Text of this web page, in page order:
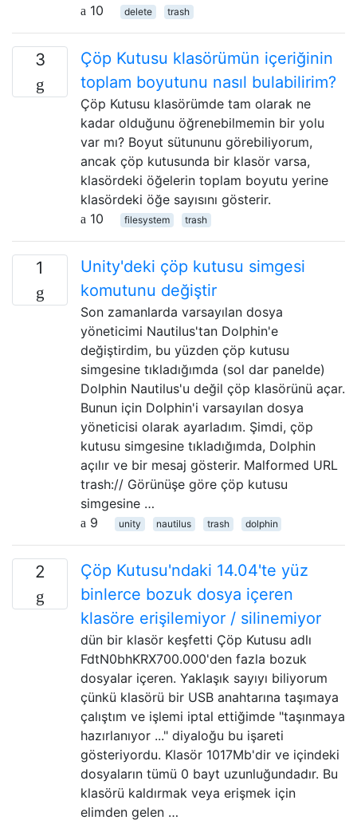
10
delete trash
3
Çöp Kutusu klasörümün içeriğinin
toplam boyutunu nasıl bulabilirim?
Çöp Kutusu klasörümde tam olarak ne
kadar olduğunu öğrenebilmemin bir yolu
var mı? Boyut sütununu görebiliyorum,
ancak çöp kutusunda bir klasör varsa,
klasördeki öğelerin toplam boyutu yerine
klasördeki öğe sayısını gösterir.
10
filesystem trash
1
Unity'deki çöp kutusu simgesi
komutunu değiştir
Son zamanlarda varsayılan dosya
yöneticimi Nautilus'tan Dolphin'e
değiştirdim, bu yüzden çöp kutusu
simgesine tıkladığımda (sol dar panelde)
Dolphin Nautilus'u değil çöp klasörünü açar.
Bunun için Dolphin'i varsayılan dosya
yöneticisi olarak ayarladım. Şimdi, çöp
kutusu simgesine tıkladığımda, Dolphin
açılır ve bir mesaj gösterir. Malformed URL
trash:// Görünüşe göre çöp kutusu
simgesine …
9
unity nautilus trash dolphin
2
Çöp Kutusu'ndaki 14.04'te yüz
binlerce bozuk dosya içeren
klasöre erişilemiyor / silinemiyor
dün bir klasör keşfetti Çöp Kutusu adlı
FdtN0bhKRX700.000'den fazla bozuk
dosyalar içeren. Yaklaşık sayıyı biliyorum
çünkü klasörü bir USB anahtarına taşımaya
çalıştım ve işlemi iptal ettiğimde "taşınmaya
hazırlanıyor ..." diyaloğu bu işareti
gösteriyordu. Klasör 1017Mb'dir ve içindeki
dosyaların tümü 0 bayt uzunluğundadır. Bu
klasörü kaldırmak veya erişmek için
elimden gelen …